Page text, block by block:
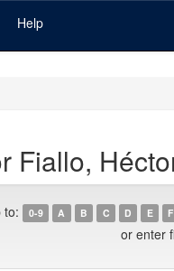
Help
Fiallo,
to: 0-9 A B C D E F
or enter